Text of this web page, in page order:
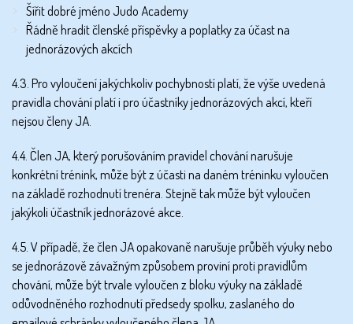
Šířit dobré jméno Judo Academy
Řádně hradit členské příspěvky a poplatky za účast na
jednorázových akcích
4.3. Pro vyloučení jakýchkoliv pochybností platí, že výše uvedená
pravidla chování platí i pro účastníky jednorázových akcí, kteří
nejsou členy JA.
4.4. Člen JA, který porušováním pravidel chování narušuje
konkrétní trénink, může být z účasti na daném tréninku vyloučen
na základě rozhodnutí trenéra. Stejně tak může být vyloučen
jakýkoli účastník jednorázové akce.
4.5. V případě, že člen JA opakovaně narušuje průběh výuky nebo
se jednorázově závažným způsobem proviní proti pravidlům
chování, může být trvale vyloučen z bloku výuky na základě
odůvodněného rozhodnutí předsedy spolku, zaslaného do